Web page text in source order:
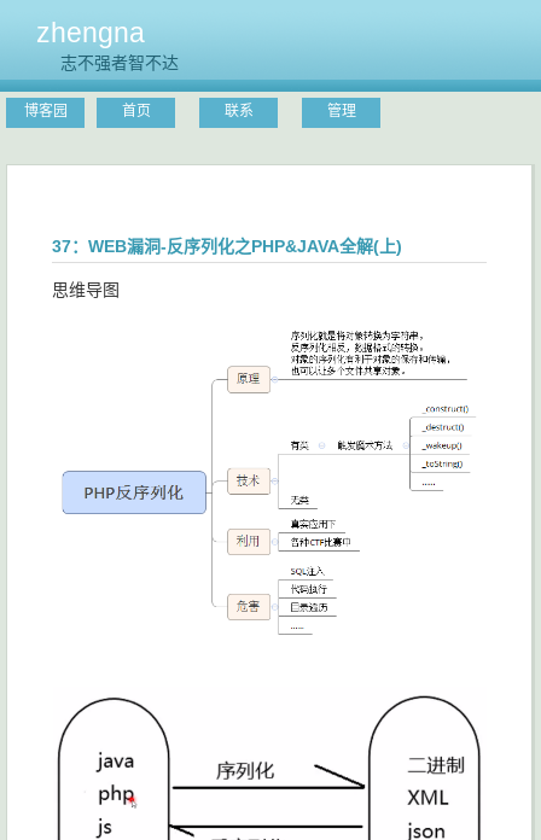
zhengna
志不强者智不达
博客园 首页 联系 管理
37：WEB漏洞-反序列化之PHP&JAVA全解(上)
思维导图